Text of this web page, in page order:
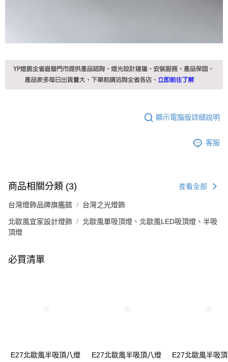
顯示電腦版詳細說明
客服
商品相關分類 (3) 查看全部
台灣燈飾品牌旗艦館 台灣之光燈飾
北歐風宜家設計燈飾
北歐風單吸頂燈、北歐風LED吸頂燈、半吸
頂燈
必買清單
E27北歐風半吸頂八燈
E27北歐風半吸頂八燈
E27北歐風半吸